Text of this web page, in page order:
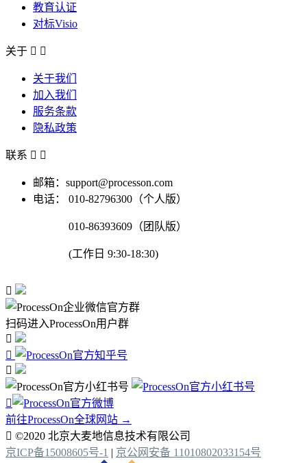
教育认证
对标Visio
关于  
关于我们
加入我们
服务条款
隐私政策
联系  
邮箱：support@processon.com
电话：
010-82796300（个人版）
010-86393609（团队版）
(工作日 9:30-18:30)

扫码进入ProcessOn用户群




前往ProcessOn全球网站 →
 ©2020 北京大麦地信息技术有限公司
京ICP备15008605号-1 | 京公网安备 11010802033154号